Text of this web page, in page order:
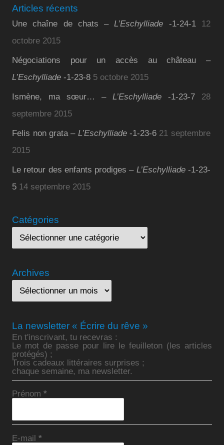
Articles récents
Une chaîne de chats –L’Eschylliade -1-24-1
12
octobre 2015
Négociations pour un accès au château –
L’Eschylliade -1-23-8 5 octobre 2015
Ismène, ma sœur… – L’Eschylliade-1-23-7
28
septembre 2015
Felis non grata – L’Eschylliade-1-23-6 21 septembre
2015
Le retour des enfants prodiges – L’Eschylliade-1-23-
5 14 septembre 2015
Catégories
Archives
La newsletter « Écrire du rêve »
En t'inscrivant, tu recevras :
Le mot de passe pour lire le feuilleton (les articles
protégés) ;
Trois cadeaux littéraires surprises ;
chaque semaine, ma newsletter.
Prénom*
E-mail*